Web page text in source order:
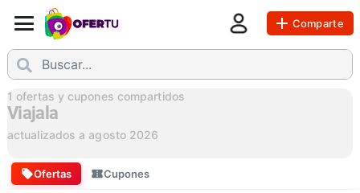
Comparte
1 ofertas y cupones compartidos
Viajala
actualizados a agosto 2026
Ofertas Cupones